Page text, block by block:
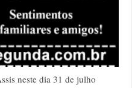
neste dia 31 de julho